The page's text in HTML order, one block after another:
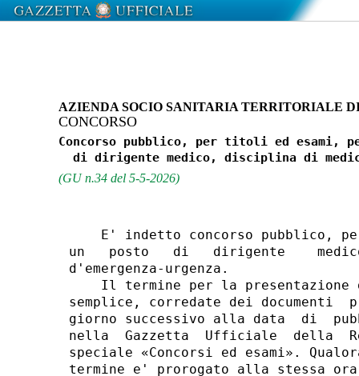
AZIENDA SOCIO SANITARIA TERRITORIALE
CONCORSO
Concorso pubblico, per titoli ed esami,
(GU n.34 del 5-5-2026)
E' indetto concorso pubblico,
un   posto   di   dirigente
d'emergenza-urgenza.
Il termine per la presentazione
semplice, corredate dei
giorno successivo alla data  di
nella  Gazzetta  Ufficiale  della
speciale «Concorsi ed esami».
termine e' prorogato alla stessa